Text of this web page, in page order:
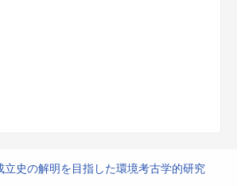
立史の解明を目指した環境考古学的研究